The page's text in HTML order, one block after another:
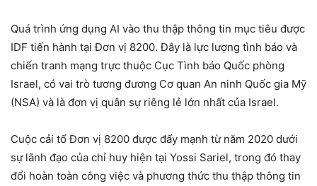
Quá trình ứng dụng AI vào thu thập thông tin mục tiêu được
IDF tiến hành tại Đơn vị 8200. Đây là lực lượng tình báo và
chiến tranh mạng trực thuộc Cục Tình báo Quốc phòng
Israel, có vai trò tương đương Cơ quan An ninh Quốc gia Mỹ
(NSA) và là đơn vị quân sự riêng lẻ lớn nhất của Israel.
Cuộc cải tổ Đơn vị 8200 được đẩy mạnh từ năm 2020 dưới
sự lãnh đạo của chỉ huy hiện tại Yossi Sariel, trong đó thay
đổi hoàn toàn công việc và phương thức thu thập thông tin